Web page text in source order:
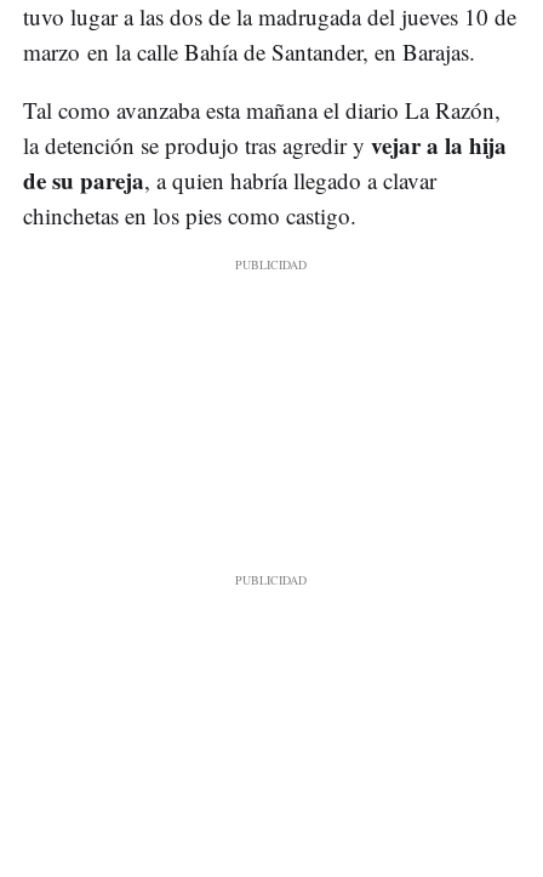
tuvo lugar a las dos de la madrugada del jueves 10 de
marzo en la calle Bahía de Santander, en Barajas.
Tal como avanzaba esta mañana el diario La Razón,
la detención se produjo tras agredir y vejar a la hija
de su pareja, a quien habría llegado a clavar
chinchetas en los pies como castigo.